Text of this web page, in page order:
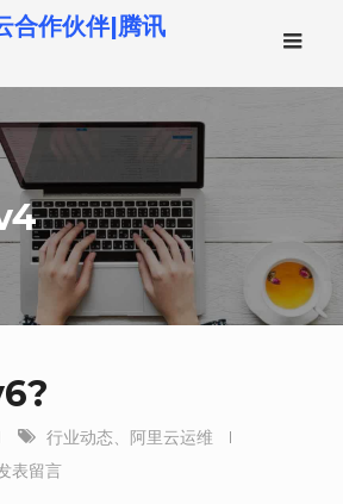
合作伙伴|腾讯
行业动态、 阿里云运维
表留言